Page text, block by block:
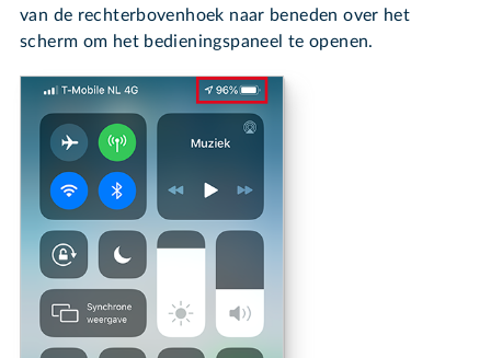
van de rechterbovenhoek naar beneden over het
scherm om het bedieningspaneel te openen.